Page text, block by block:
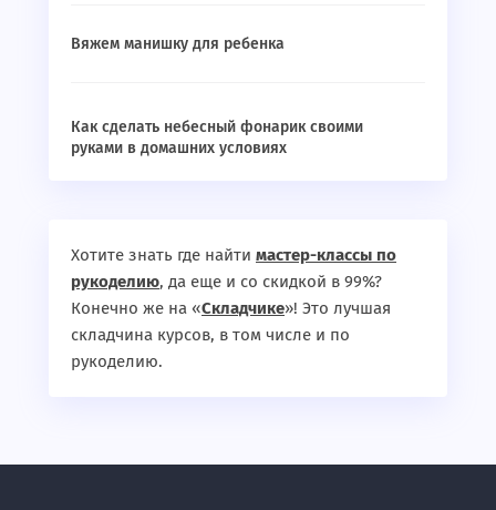
Вяжем манишку для ребенка
Как сделать небесный фонарик своими
руками в домашних условиях
Хотите знать где найти мастер-классы по
рукоделию, да еще и со скидкой в 99%?
Конечно же на «Складчике»! Это лучшая
складчина курсов, в том числе и по
рукоделию.